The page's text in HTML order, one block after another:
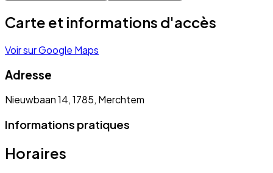
Carte et informations d'accès
Voir sur Google Maps
Adresse
Nieuwbaan 14, 1785, Merchtem
Informations pratiques
Horaires